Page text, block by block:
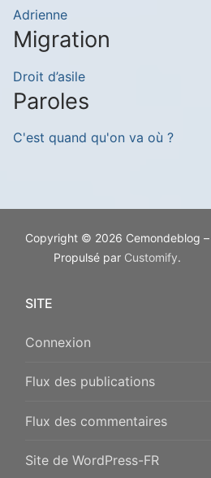
Adrienne
Migration
Droit d’asile
Paroles
C'est quand qu'on va où ?
Copyright © 2026 Cemondeblog –
Propulsé par Customify.
SITE
Connexion
Flux des publications
Flux des commentaires
Site de WordPress-FR